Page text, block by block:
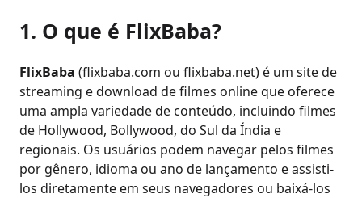
1. O que é FlixBaba?
FlixBaba (flixbaba.com ou flixbaba.net) é um site de
streaming e download de filmes online que oferece
uma ampla variedade de conteúdo, incluindo filmes
de Hollywood, Bollywood, do Sul da Índia e
regionais. Os usuários podem navegar pelos filmes
por gênero, idioma ou ano de lançamento e assisti-
los diretamente em seus navegadores ou baixá-los